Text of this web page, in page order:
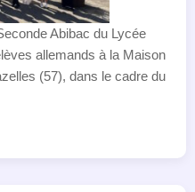
Abibac du Lycée
allemands à la Maison
(57), dans le cadre du